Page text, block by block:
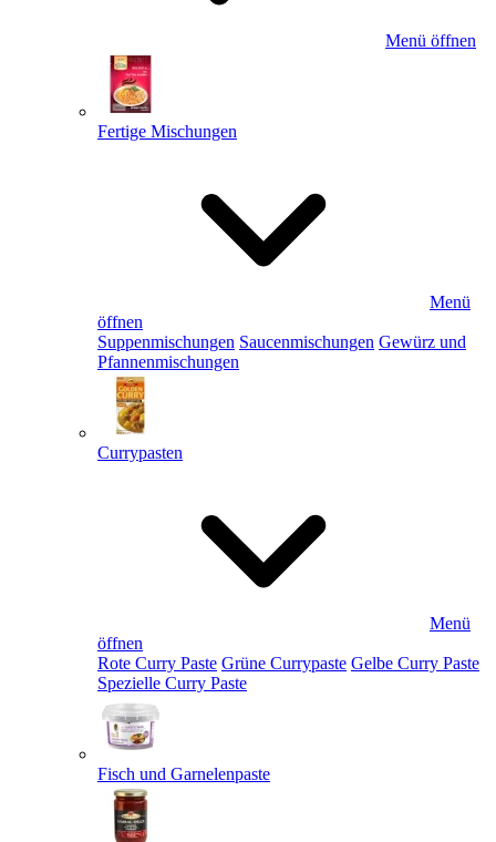
Menü öffnen
Fertige Mischungen
Menü
öffnen
Suppenmischungen Saucenmischungen Gewürz und
Pfannenmischungen
Currypasten
Menü
öffnen
Rote Curry Paste Grüne Currypaste Gelbe Curry Paste
Spezielle Curry Paste
Fisch und Garnelenpaste